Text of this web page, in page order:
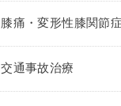
膝痛・変形性膝関節症
交通事故治療